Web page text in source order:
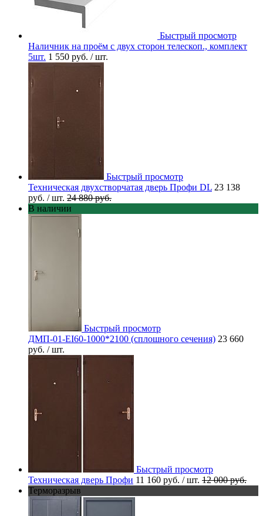
Быстрый просмотр
Наличник на проём с двух сторон телескоп., комплект
5шт. 1 550 руб. / шт.
Быстрый просмотр
Техническая двухстворчатая дверь Профи DL 23 138
руб. / шт. 24 880 руб.
В наличии
Быстрый просмотр
ДМП-01-EI60-1000*2100 (сплошного сечения) 23 660
руб. / шт.
Быстрый просмотр
Техническая дверь Профи 11 160 руб. / шт. 12 000 руб.
Терморазрыв